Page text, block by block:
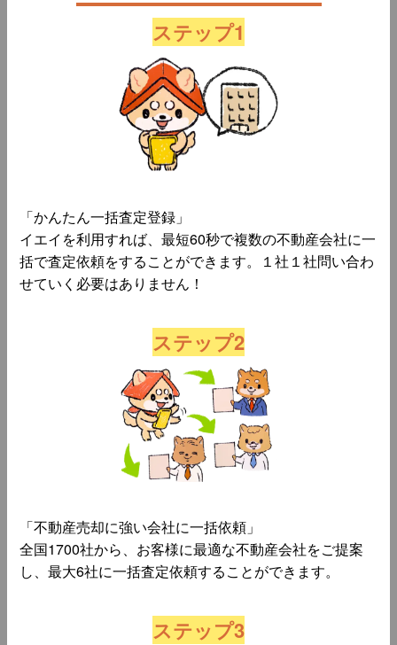
ステップ1
「かんたん一括査定登録」
イエイを利用すれば、最短60秒で複数の不動産会社に一
括で査定依頼をすることができます。１社１社問い合わ
せていく必要はありません！
ステップ2
「不動産売却に強い会社に一括依頼」
全国1700社から、お客様に最適な不動産会社をご提案
し、最大6社に一括査定依頼することができます。
ステップ3